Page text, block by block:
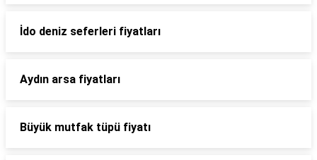
İdo deniz seferleri fiyatları
Aydın arsa fiyatları
Büyük mutfak tüpü fiyatı